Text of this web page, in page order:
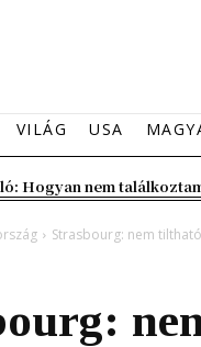
VILÁG USA
Hogyan nem
Strasbourg: nem